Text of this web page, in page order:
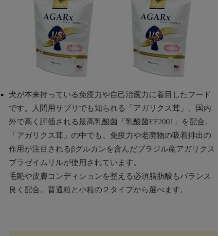
犬が本来持っている免疫力や自己治癒力に着目したフード
です。人間用サプリでも知られる「アガリクス茸」、国内
外で高く評価される最高乳酸菌「乳酸菌EF2001」を配合。
「アガリクス茸」の中でも、免疫力や老廃物の吸着排出の
作用が注目されるβグルカンを含んだブラジル産アガリクス
ブラゼイムリルが使用されています。
毛艶や皮膚コンディションを整える必須脂肪酸もバランス
良く配合。普通粒と小粒の２タイプから選べます。